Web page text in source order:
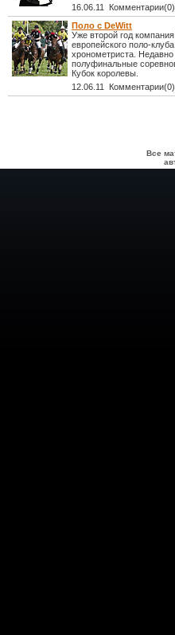
16.06.11 Комментарии(0)
Поло с DeWitt
Уже второй год
европейского поло-
хронометриста.
полуфинальные
Кубок королевы.
12.06.11 Комментарии(0)
Все